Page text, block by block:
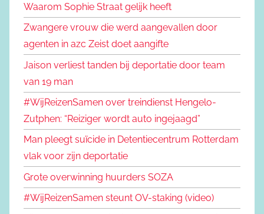
Waarom Sophie Straat gelijk heeft
Zwangere vrouw die werd aangevallen door
agenten in azc Zeist doet aangifte
Jaison verliest tanden bij deportatie door team
van 19 man
#WijReizenSamen over treindienst Hengelo-
Zutphen: “Reiziger wordt auto ingejaagd”
Man pleegt suïcide in Detentiecentrum Rotterdam
vlak voor zijn deportatie
Grote overwinning huurders SOZA
#WijReizenSamen steunt OV-staking (video)